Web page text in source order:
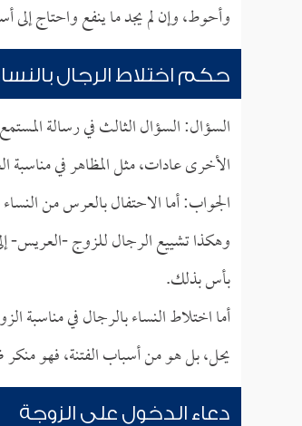
وأحوط، وإن لم يجد ما ينفع واحتاج
حكم اختلاط الرجال
السؤال: السؤال الثالث في رسالة
الأخرى عادات، مثل المظاهر في
الجواب: أما الاحتفال بالعرس من
وهكذا تشييع الرجال للزوج -العريس-
بأس بذلك.
أما اختلاط النساء بالرجال في
يحل، بل هو من أسباب الفتنة، فهو منكر
دعاء الدخول على الزوجة